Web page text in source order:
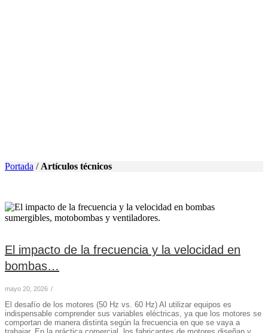
Portada / Artículos técnicos
El impacto de la frecuencia y la velocidad en
bombas…
mayo 20, 2026 /
El desafío de los motores (50 Hz vs. 60 Hz) Al utilizar equipos es
indispensable comprender sus variables eléctricas, ya que los motores se
comportan de manera distinta según la frecuencia en que se vaya a